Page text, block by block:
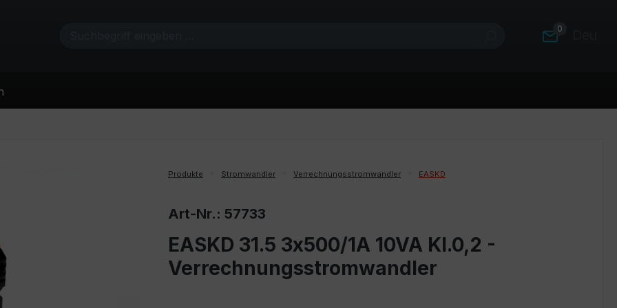
0
Produkte Stromwandler Verrechnungsstromwandler EASKD
Art-Nr.: 57733
EASKD 31.5 3x500/1A 10VA Kl.0,2 -
Verrechnungsstromwandler